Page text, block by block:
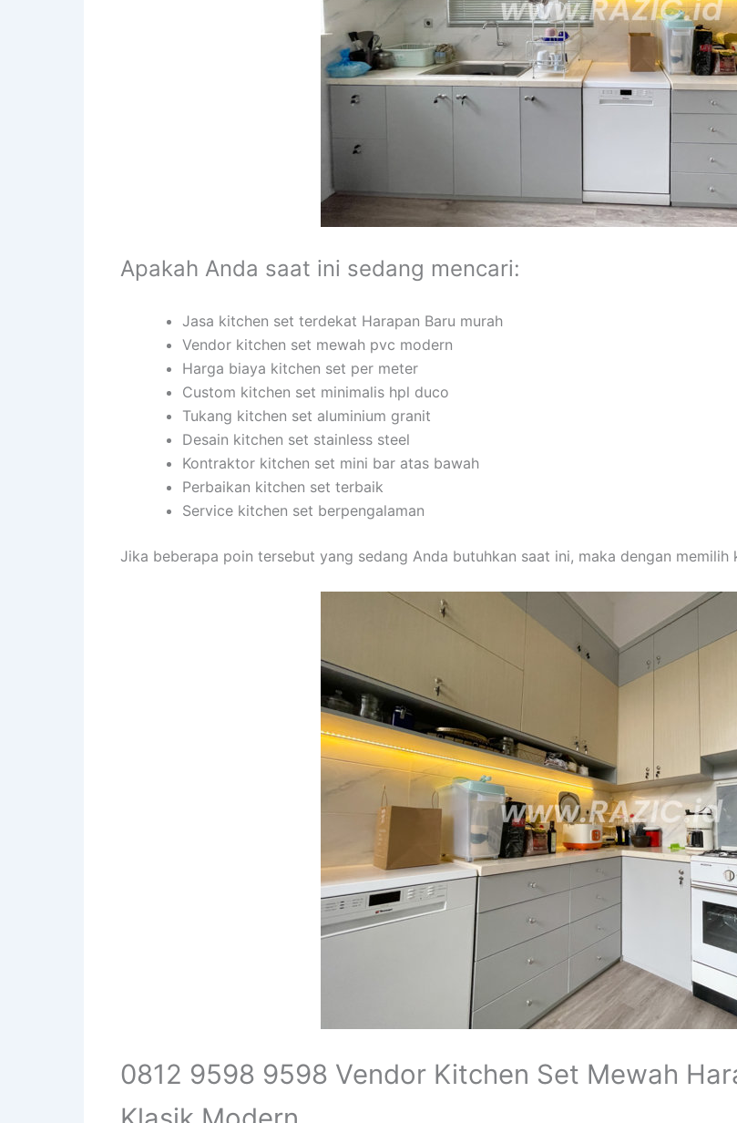
Apakah Anda saat ini sedang mencari:
Jasa kitchen set terdekat Harapan Baru murah
Vendor kitchen set mewah pvc modern
Harga biaya kitchen set per meter
Custom kitchen set minimalis hpl duco
Tukang kitchen set aluminium granit
Desain kitchen set stainless steel
Kontraktor kitchen set mini bar atas bawah
Perbaikan kitchen set terbaik
Service kitchen set berpengalaman
Jika beberapa poin tersebut yang sedang Anda butuhkan saat ini, maka dengan memilih
0812 9598 9598 Vendor Kitchen Set Mewah